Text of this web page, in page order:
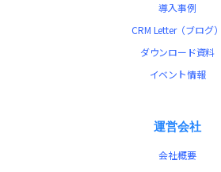
導入事例
CRM Letter（ブログ）
ダウンロード資料
イベント情報
運営会社
会社概要